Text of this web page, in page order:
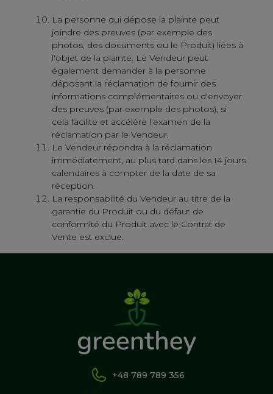
La personne qui dépose la plainte peut
joindre des preuves (par exemple des
photos, des documents ou le Produit) liées à
l'objet de la plainte. Le Vendeur peut
également demander à la personne
déposant la réclamation de fournir des
informations complémentaires ou d'envoyer
des preuves (par exemple des photos), si
cela facilite et accélère l'examen de la
réclamation par le Vendeur.
Le Vendeur répondra à la réclamation
immédiatement, au plus tard dans les 14 jours
calendaires à compter de la date de sa
réception.
La responsabilité du Vendeur au titre de la
garantie du Produit ou du défaut de
conformité du Produit avec le Contrat de
Vente est exclue.
+48 789 789 356